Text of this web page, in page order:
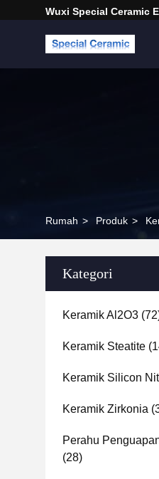
Wuxi Special Ceramic
Rumah > Produk >
Kategori
Keramik Al2O3
Keramik Steatite
Keramik Silicon
Keramik Zirkonia
Perahu
(28)